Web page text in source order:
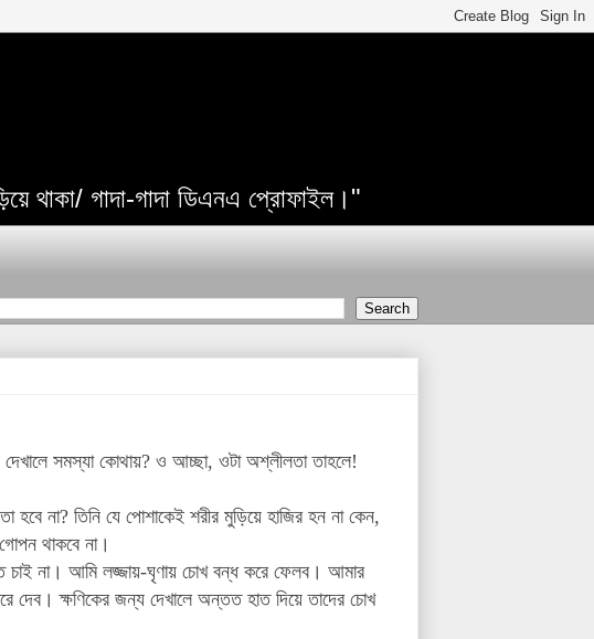
থাকা/ গাদা-গাদা ডিএনএ প্রোফাইল।"
সমস্যা কোথায়? ও আচ্ছা, ওটা অশ্লীলতা তাহলে!
না? তিনি যে পোশাকেই শরীর মুড়িয়ে হাজির হন না কেন,
থাকবে না।
না। আমি লজ্জায়-ঘৃণায় চোখ বন্ধ করে ফেলব। আমার
দেব। ক্ষণিকের জন্য দেখালে অন্তত হাত দিয়ে তাদের চোখ